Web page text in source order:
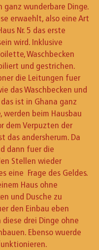
ganz wunderbare Dinge.
erwaehlt, also eine Art
Nr. 5 das erste
wird. Inklusive
Waschbecken
und gestrichen.
die Leitungen fuer
das Waschbecken und
ist in Ghana ganz
werden beim Hausbau
dem Verpuzten der
das andersherum. Da
dann fuer die
Stellen wieder
eine Frage des Geldes.
Haus ohne
und Dusche zu
den Einbau eben
drei Dinge ohne
Ebenso wuerde